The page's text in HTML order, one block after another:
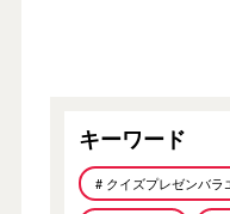
キーワード
# クイズプレゼンバラ